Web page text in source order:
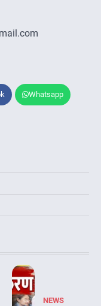
Whatsapp
NEWS